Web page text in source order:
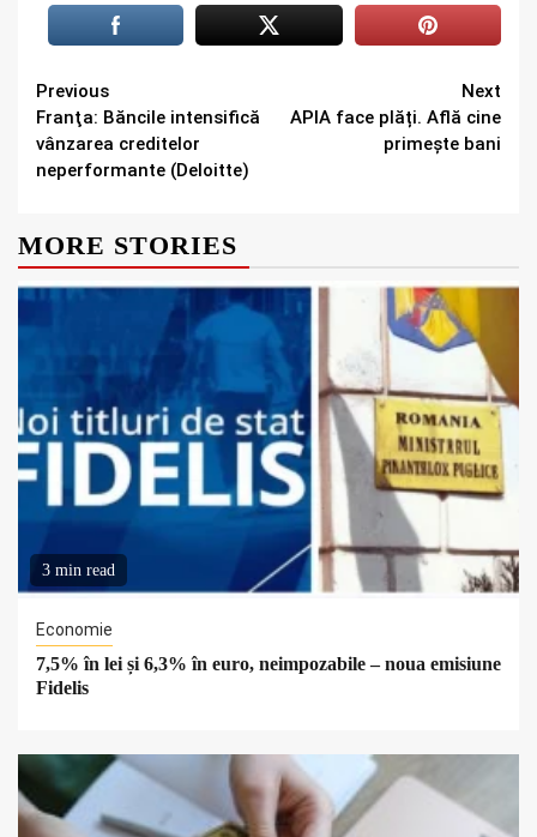
Continue
Reading
Previous
Franţa: Băncile intensifică
vânzarea creditelor
neperformante (Deloitte)
Next
APIA face plăți. Află cine
primește bani
MORE STORIES
3 min read
Economie
7,5% în lei și 6,3% în euro, neimpozabile – noua emisiune
Fidelis